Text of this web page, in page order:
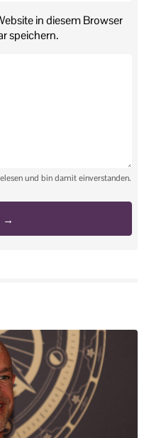
in diesem Browser
speichern.
und bin damit einverstanden.